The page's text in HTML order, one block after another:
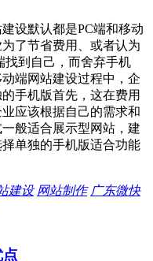
设默认都是PC端和移动
了节省费用、或者认为
找到自己，而舍弃手机
端网站建设过程中，企
手机版首先，这在费用
应该根据自己的需求和
般适合展示型网站，建
单独的手机版适合功能
建设 网站制作 广东微快